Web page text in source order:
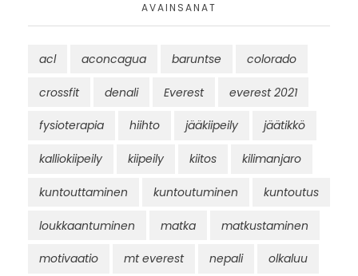
AVAINSANAT
acl aconcagua baruntse colorado
crossfit denali Everest everest 2021
fysioterapia hiihto jääkiipeily jäätikkö
kalliokiipeily kiipeily kiitos kilimanjaro
kuntouttaminen kuntoutuminen kuntoutus
loukkaantuminen matka matkustaminen
motivaatio mt everest nepali olkaluu